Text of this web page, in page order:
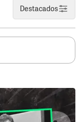
tan
página troll para
la página en
el dueño es un
colgado a las
ser autoridad es
a
que ahí se
de la teta del
Destacados